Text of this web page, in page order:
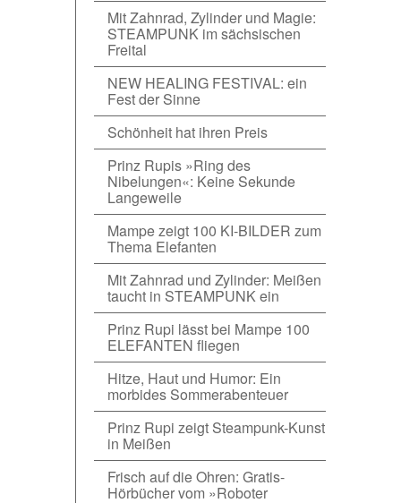
Mit Zahnrad, Zylinder und Magie:
STEAMPUNK im sächsischen
Freital
NEW HEALING FESTIVAL: ein
Fest der Sinne
Schönheit hat ihren Preis
Prinz Rupis »Ring des
Nibelungen«: Keine Sekunde
Langeweile
Mampe zeigt 100 KI-BILDER zum
Thema Elefanten
Mit Zahnrad und Zylinder: Meißen
taucht in STEAMPUNK ein
Prinz Rupi lässt bei Mampe 100
ELEFANTEN fliegen
Hitze, Haut und Humor: Ein
morbides Sommerabenteuer
Prinz Rupi zeigt Steampunk-Kunst
in Meißen
Frisch auf die Ohren: Gratis-
Hörbücher vom »Roboter